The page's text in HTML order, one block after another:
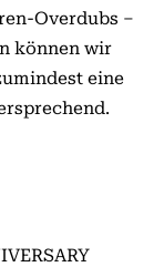
Over­dubs –
können wir
eine